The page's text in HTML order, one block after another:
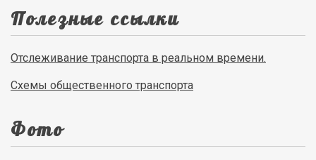
Полезные ссылки
Отслеживание транспорта в реальном времени.
Схемы общественного транспорта
Фото